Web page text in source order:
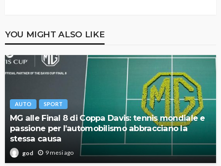
YOU MIGHT ALSO LIKE
AUTO SPORT
MG alle Final 8 di Coppa Davis: tennis mondiale e
passione per l’automobilismo abbracciano la
stessa causa
god 9 mesi ago